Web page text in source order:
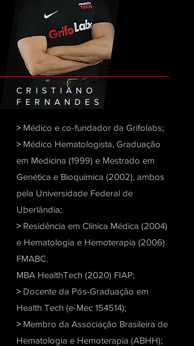
CRISTIANO
FERNANDES
> Médico e co-fundador da Grifolabs;
> Médico Hematologista, Graduação
em Medicina (1999) e Mestrado em
Genética e Bioquímica (2002), ambos
pela Universidade Federal de
Uberlândia;
> Residência em Clínica Médica (2004)
e Hematologia e Hemoterapia (2006)
FMABC.
MBA HealthTech (2020) FIAP;
> Docente da Pós-Graduação em
Health Tech (e-Mec 154514);
> Membro da Associação Brasileira de
Hematologia e Hemoterapia (ABHH);